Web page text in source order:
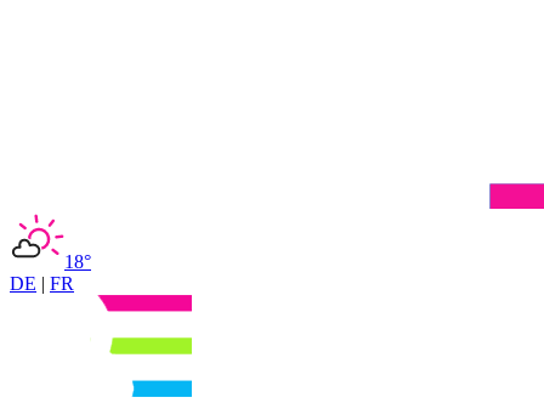
18°
DE | FR